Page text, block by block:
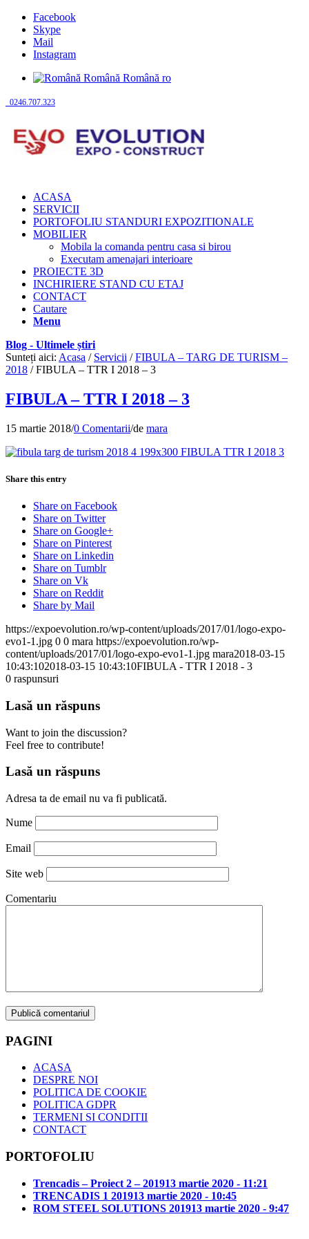
Facebook
Skype
Mail
Instagram
Română Română ro
0246.707.323
ACASA
SERVICII
PORTOFOLIU STANDURI EXPOZITIONALE
MOBILIER
Mobila la comanda pentru casa si birou
Executam amenajari interioare
PROIECTE 3D
INCHIRIERE STAND CU ETAJ
CONTACT
Cautare
Menu
Blog - Ultimele știri
Sunteți aici: Acasa / Servicii / FIBULA – TARG DE TURISM –
2018 / FIBULA – TTR I 2018 – 3
FIBULA – TTR I 2018 – 3
15 martie 2018/0 Comentarii/de mara
Share this entry
Share on Facebook
Share on Twitter
Share on Google+
Share on Pinterest
Share on Linkedin
Share on Tumblr
Share on Vk
Share on Reddit
Share by Mail
https://expoevolution.ro/wp-content/uploads/2017/01/logo-expo-
evo1-1.jpg 0 0 mara https://expoevolution.ro/wp-
content/uploads/2017/01/logo-expo-evo1-1.jpg mara2018-03-15
10:43:102018-03-15 10:43:10FIBULA - TTR I 2018 - 3
0 raspunsuri
Lasă un răspuns
Want to join the discussion?
Feel free to contribute!
Lasă un răspuns
Adresa ta de email nu va fi publicată.
Nume
Email
Site web
Comentariu
PAGINI
ACASA
DESPRE NOI
POLITICA DE COOKIE
POLITICA GDPR
TERMENI SI CONDITII
CONTACT
PORTOFOLIU
Trencadis – Proiect 2 – 201913 martie 2020 - 11:21
TRENCADIS 1 201913 martie 2020 - 10:45
ROM STEEL SOLUTIONS 201913 martie 2020 - 9:47